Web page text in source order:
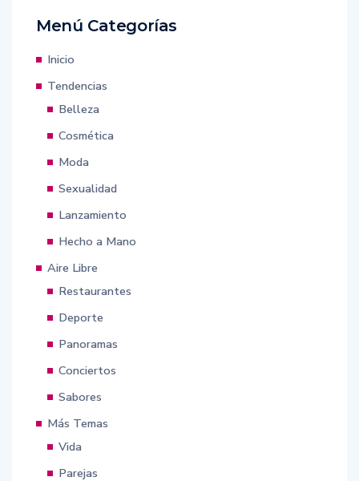
Menú Categorías
Inicio
Tendencias
Belleza
Cosmética
Moda
Sexualidad
Lanzamiento
Hecho a Mano
Aire Libre
Restaurantes
Deporte
Panoramas
Conciertos
Sabores
Más Temas
Vida
Parejas